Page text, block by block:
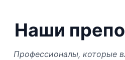
Наши
Профессионалы, которые